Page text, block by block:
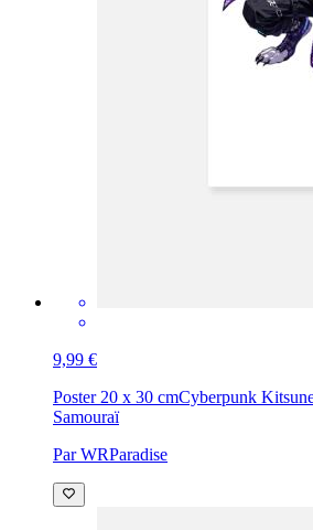
9,99 €
Poster 20 x 30 cmCyberpunk
Samouraï
Par WRParadise